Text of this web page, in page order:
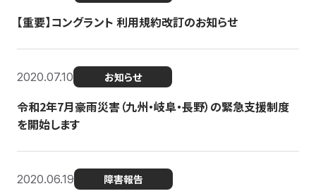
【重要】コングラント 利用規約改訂のお知らせ
2020.07.10 お知らせ
令和2年7月豪雨災害（九州・岐阜・長野）の緊急支援制度
を開始します
2020.06.19 障害報告